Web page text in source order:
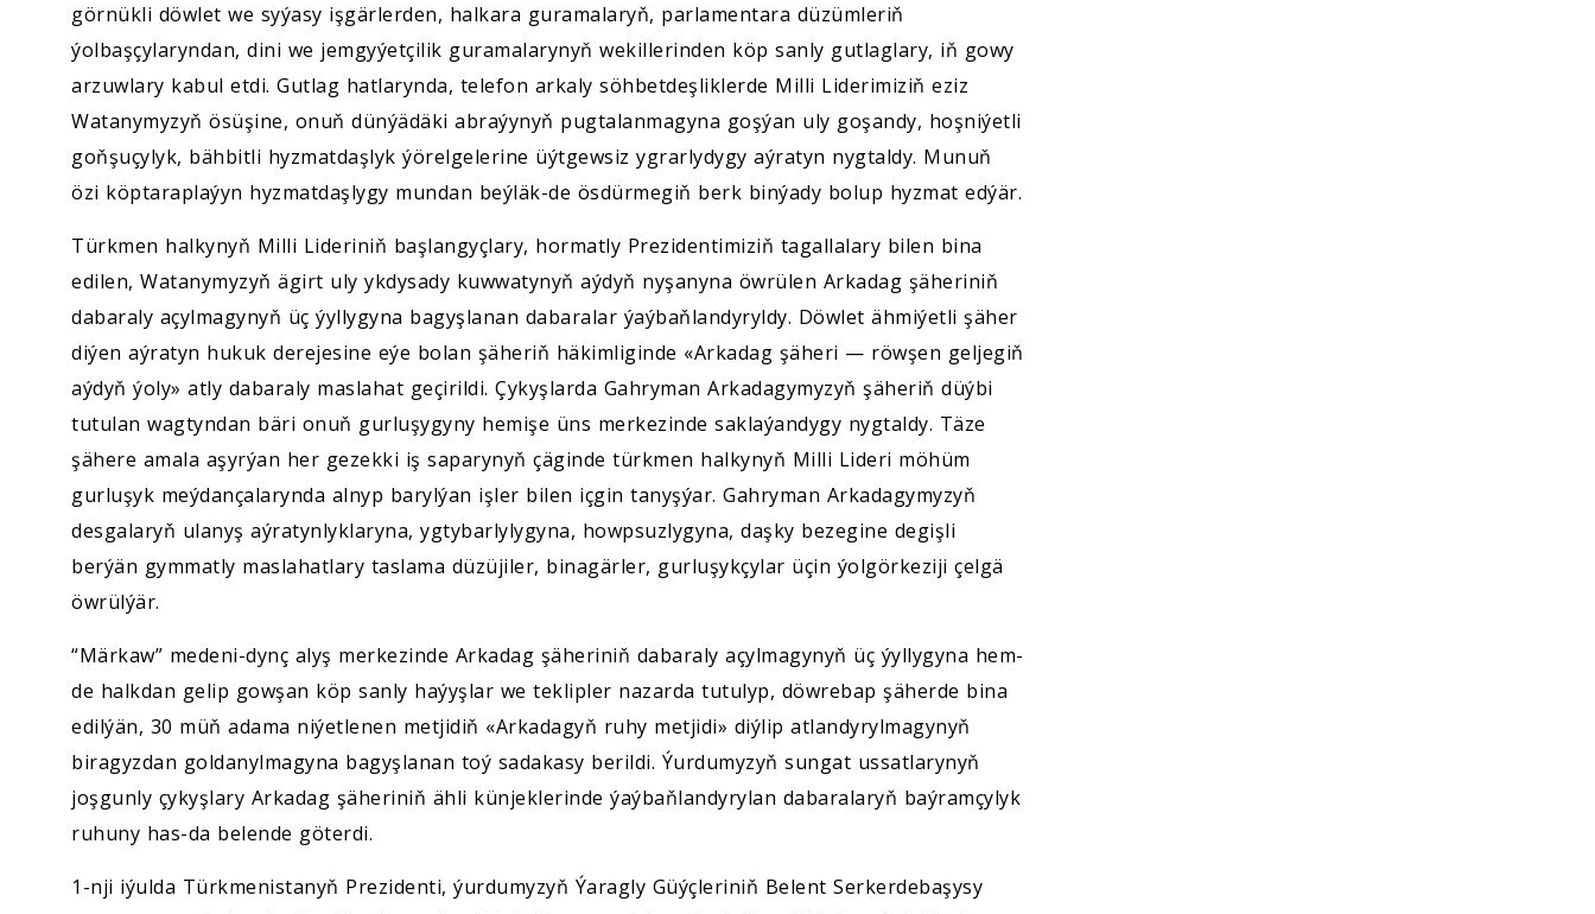
görnükli döwlet we syýasy işgärlerden, halkara guramalaryň, parlamentara düzümleriň
ýolbaşçylaryndan, dini we jemgyýetçilik guramalarynyň wekillerinden köp sanly gutlaglary, iň gowy
arzuwlary kabul etdi. Gutlag hatlarynda, telefon arkaly söhbetdeşliklerde Milli Liderimiziň eziz
Watanymyzyň ösüşine, onuň dünýädäki abraýynyň pugtalanmagyna goşýan uly goşandy, hoşniýetli
goňşuçylyk, bähbitli hyzmatdaşlyk ýörelgelerine üýtgewsiz ygrarlydygy aýratyn nygtaldy. Munuň
özi köptaraplaýyn hyzmatdaşlygy mundan beýläk-de ösdürmegiň berk binýady bolup hyzmat edýär.
Türkmen halkynyň Milli Lideriniň başlangyçlary, hormatly Prezidentimiziň tagallalary bilen bina
edilen, Watanymyzyň ägirt uly ykdysady kuwwatynyň aýdyň nyşanyna öwrülen Arkadag şäheriniň
dabaraly açylmagynyň üç ýyllygyna bagyşlanan dabaralar ýaýbaňlandyryldy. Döwlet ähmiýetli şäher
diýen aýratyn hukuk derejesine eýe bolan şäheriň häkimliginde «Arkadag şäheri — röwşen geljegiň
aýdyň ýoly» atly dabaraly maslahat geçirildi. Çykyşlarda Gahryman Arkadagymyzyň şäheriň düýbi
tutulan wagtyndan bäri onuň gurluşygyny hemişe üns merkezinde saklaýandygy nygtaldy. Täze
şähere amala aşyrýan her gezekki iş saparynyň çäginde türkmen halkynyň Milli Lideri möhüm
gurluşyk meýdançalarynda alnyp barylýan işler bilen içgin tanyşýar. Gahryman Arkadagymyzyň
desgalaryň ulanyş aýratynlyklaryna, ygtybarlylygyna, howpsuzlygyna, daşky bezegine degişli
berýän gymmatly maslahatlary taslama düzüjiler, binagärler, gurluşykçylar üçin ýolgörkeziji çelgä
öwrülýär.
“Märkaw” medeni-dynç alyş merkezinde Arkadag şäheriniň dabaraly açylmagynyň üç ýyllygyna hem-
de halkdan gelip gowşan köp sanly haýyşlar we teklipler nazarda tutulyp, döwrebap şäherde bina
edilýän, 30 müň adama niýetlenen metjidiň «Arkadagyň ruhy metjidi» diýlip atlandyrylmagynyň
biragyzdan goldanylmagyna bagyşlanan toý sadakasy berildi. Ýurdumyzyň sungat ussatlarynyň
joşgunly çykyşlary Arkadag şäheriniň ähli künjeklerinde ýaýbaňlandyrylan dabaralaryň baýramçylyk
ruhuny has-da belende göterdi.
1-nji iýulda Türkmenistanyň Prezidenti, ýurdumyzyň Ýaragly Güýçleriniň Belent Serkerdebaşysy